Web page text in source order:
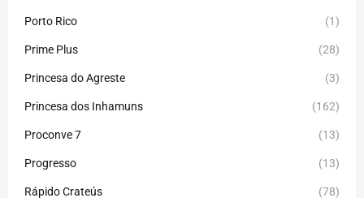
Porto Rico (1)
Prime Plus (28)
Princesa do Agreste (3)
Princesa dos Inhamuns (162)
Proconve 7 (13)
Progresso (13)
Rápido Crateús (78)